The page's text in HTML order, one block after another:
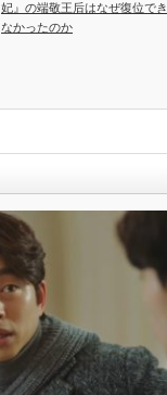
妃』の端敬王后はなぜ復位でき
なかったのか